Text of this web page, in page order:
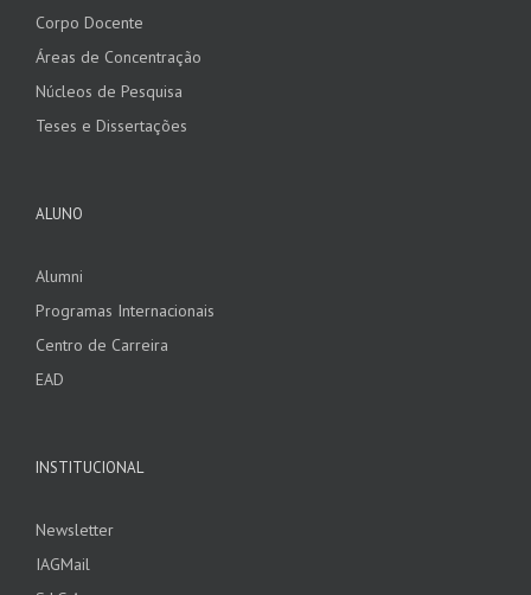
Corpo Docente
Áreas de Concentração
Núcleos de Pesquisa
Teses e Dissertações
ALUNO
Alumni
Programas Internacionais
Centro de Carreira
EAD
INSTITUCIONAL
Newsletter
IAGMail